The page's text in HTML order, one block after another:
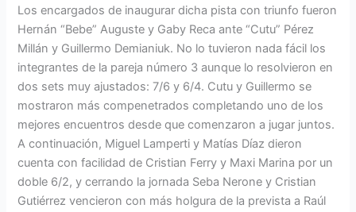
Los encargados de inaugurar dicha pista con triunfo fueron
Hernán “Bebe” Auguste y Gaby Reca ante “Cutu” Pérez
Millán y Guillermo Demianiuk. No lo tuvieron nada fácil los
integrantes de la pareja número 3 aunque lo resolvieron en
dos sets muy ajustados: 7/6 y 6/4. Cutu y Guillermo se
mostraron más compenetrados completando uno de los
mejores encuentros desde que comenzaron a jugar juntos.
A continuación, Miguel Lamperti y Matías Díaz dieron
cuenta con facilidad de Cristian Ferry y Maxi Marina por un
doble 6/2, y cerrando la jornada Seba Nerone y Cristian
Gutiérrez vencieron con más holgura de la prevista a Raúl